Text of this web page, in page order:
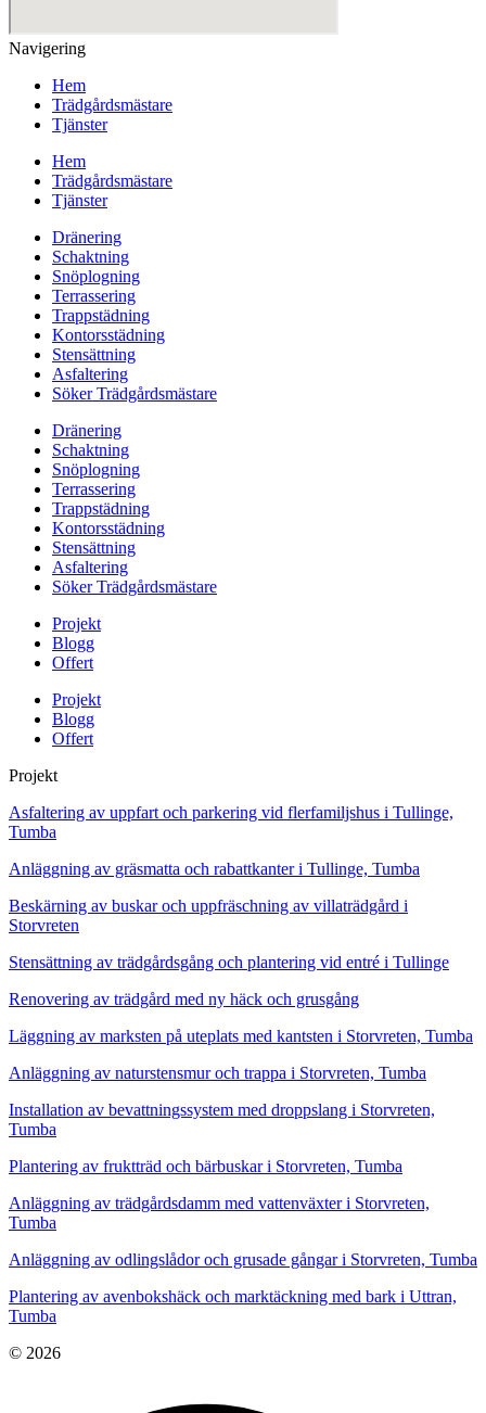
Navigering
Hem
Trädgårdsmästare
Tjänster
Hem
Trädgårdsmästare
Tjänster
Dränering
Schaktning
Snöplogning
Terrassering
Trappstädning
Kontorsstädning
Stensättning
Asfaltering
Söker Trädgårdsmästare
Dränering
Schaktning
Snöplogning
Terrassering
Trappstädning
Kontorsstädning
Stensättning
Asfaltering
Söker Trädgårdsmästare
Projekt
Blogg
Offert
Projekt
Blogg
Offert
Projekt
Asfaltering av uppfart och parkering vid flerfamiljshus i Tullinge,
Tumba
Anläggning av gräsmatta och rabattkanter i Tullinge, Tumba
Beskärning av buskar och uppfräschning av villaträdgård i
Storvreten
Stensättning av trädgårdsgång och plantering vid entré i Tullinge
Renovering av trädgård med ny häck och grusgång
Läggning av marksten på uteplats med kantsten i Storvreten, Tumba
Anläggning av naturstensmur och trappa i Storvreten, Tumba
Installation av bevattningssystem med droppslang i Storvreten,
Tumba
Plantering av fruktträd och bärbuskar i Storvreten, Tumba
Anläggning av trädgårdsdamm med vattenväxter i Storvreten,
Tumba
Anläggning av odlingslådor och grusade gångar i Storvreten, Tumba
Plantering av avenbokshäck och marktäckning med bark i Uttran,
Tumba
© 2026